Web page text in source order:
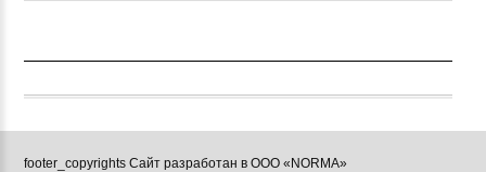
footer_copyrights Сайт разработан в ООО «NORMA»